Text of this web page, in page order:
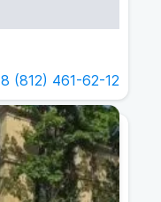
8 (812) 461-62-12